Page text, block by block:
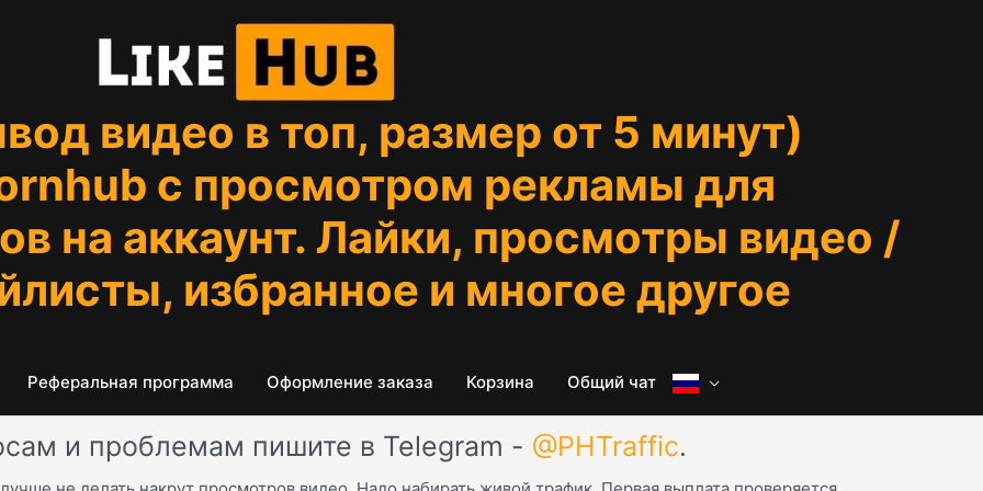
видео в топ, размер от 5 минут)
с просмотром рекламы для
на аккаунт. Лайки, просмотры видео /
избранное и многое другое
Реферальная программа Оформление заказа Корзина Общий чат
и проблемам пишите в Telegram - @PHTraffic.